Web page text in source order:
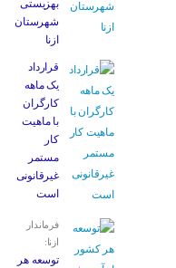
بهزیستی
شهرستان
ازنا
قرارداد
یک ماهه
کارگران
با ماهیت
کار
مستمر
غیرقانونی
است
فرماندار
ازنا:
توسعه هر